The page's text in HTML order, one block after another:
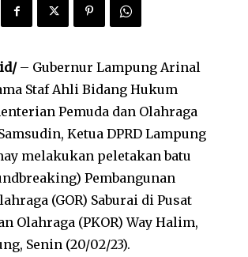
– Gubernur Lampung Arinal
Staf Ahli Bidang Hukum
Pemuda dan Olahraga
Ketua DPRD Lampung
melakukan peletakan batu
Pembangunan
(GOR) Saburai di Pusat
Olahraga (PKOR) Way Halim,
Senin (20/02/23).